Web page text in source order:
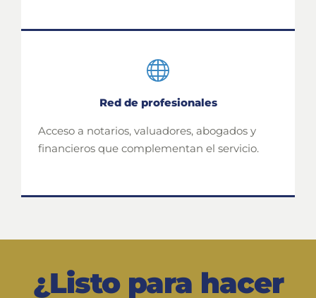
Red de profesionales
Acceso a notarios, valuadores, abogados y
financieros que complementan el servicio.
¿Listo para hacer